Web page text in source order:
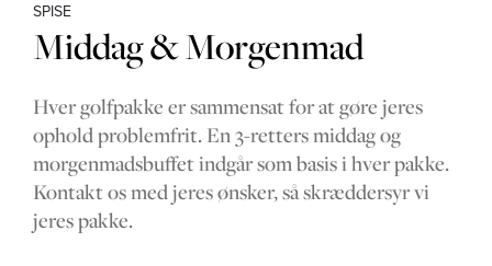
SPISE
Middag & Morgenmad
Hver golfpakke er sammensat for at gøre jeres
ophold problemfrit. En 3-retters middag og
morgenmadsbuffet indgår som basis i hver pakke.
Kontakt os med jeres ønsker, så skræddersyr vi
jeres pakke.